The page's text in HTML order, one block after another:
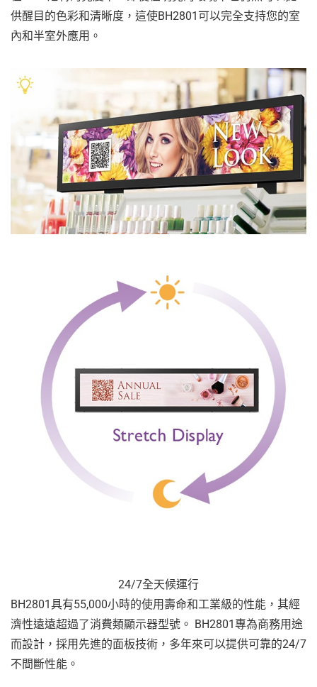
供醒目的色彩和清晰度，這使BH2801可以完全支持您的室
內和半室外應用。
24/7全天候運行
BH2801具有55,000小時的使用壽命和工業級的性能，其經
濟性遠遠超過了消費類顯示器型號。 BH2801專為商務用途
而設計，採用先進的面板技術，多年來可以提供可靠的24/7
不間斷性能。